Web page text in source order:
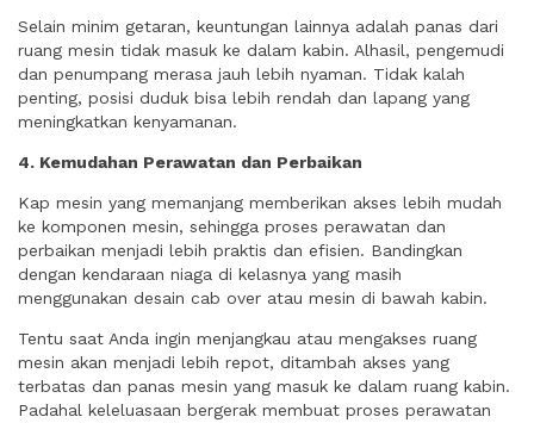
Selain minim getaran, keuntungan lainnya adalah panas dari
ruang mesin tidak masuk ke dalam kabin. Alhasil, pengemudi
dan penumpang merasa jauh lebih nyaman. Tidak kalah
penting, posisi duduk bisa lebih rendah dan lapang yang
meningkatkan kenyamanan.
4. Kemudahan Perawatan dan Perbaikan
Kap mesin yang memanjang memberikan akses lebih mudah
ke komponen mesin, sehingga proses perawatan dan
perbaikan menjadi lebih praktis dan efisien. Bandingkan
dengan kendaraan niaga di kelasnya yang masih
menggunakan desain cab over atau mesin di bawah kabin.
Tentu saat Anda ingin menjangkau atau mengakses ruang
mesin akan menjadi lebih repot, ditambah akses yang
terbatas dan panas mesin yang masuk ke dalam ruang kabin.
Padahal keleluasaan bergerak membuat proses perawatan